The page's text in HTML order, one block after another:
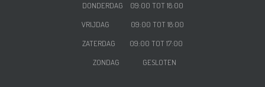
DONDERDAG 09:00 TOT 18:00
VRIJDAG
09:00 TOT 18:00
ZATERDAG 09:00 TOT 17:00
ZONDAG GESLOTEN